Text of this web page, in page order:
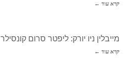
קרא עוד ←
מייבלין ניו יורק: ליפטר סרום קונסילר
קרא עוד ←